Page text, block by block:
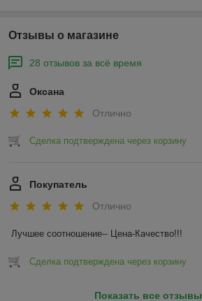
Отзывы о магазине
28 отзывов за всё время
Оксана
Отлично
Сделка подтверждена через корзину
Покупатель
Отлично
Лучшее соотношение-- Цена-Качество!!!
Сделка подтверждена через корзину
Показать все отзывы